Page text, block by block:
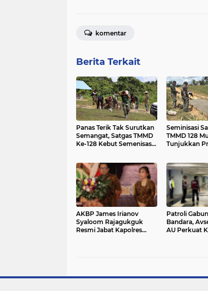
komentar
Berita Terkait
Panas Terik Tak Surutkan
Semangat, Satgas TMMD
Ke-128 Kebut Semenisasi
Seminisasi
TMMD 128
Tunjukkan
AKBP James Irianov
Syaloom Rajagukguk
Resmi Jabat Kapolres
Patroli
Bandara,
AU Perkuat